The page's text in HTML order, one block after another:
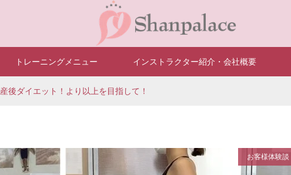
トレーニングメニュー インストラクター紹介・会社概要
産後ダイエット！より以上を目指して！
お客様体験談